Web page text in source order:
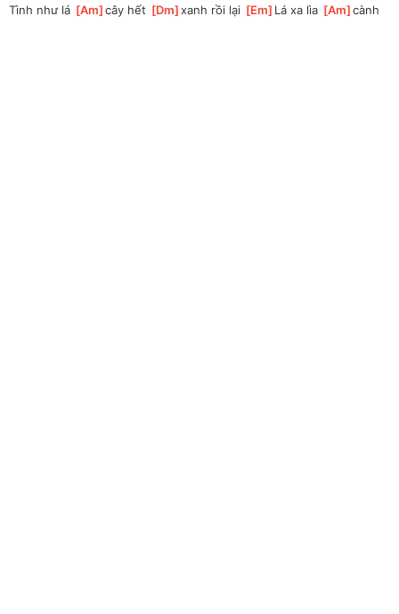
Tình như lá [Am ]
cây hết [Dm ]
xanh rồi lại [Em ]Lá xa lìa [Am ]
cành